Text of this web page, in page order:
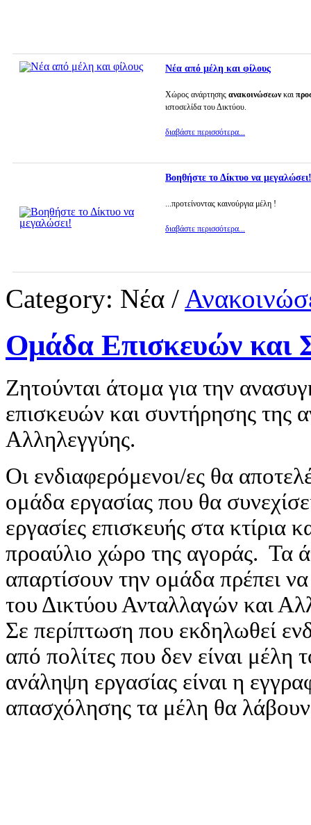
Νέα από μέλη και φίλους
Χώρος ανάρτησης ανακοινώσεωνκαι
ιστοσελίδα του Δικτύου.
διαβάστε περισσότερα...
Βοηθήστε το Δίκτυο να μεγαλώσει!
...προτείνοντας καινούργια μέλη !
διαβάστε περισσότερα...
Category: Νέα /
Ομάδα Επισκευών και
Ζητούνται άτομα για την
επισκευών και συντήρησης της
Αλληλεγγύης.
Οι ενδιαφερόμενοι/ες θα
ομάδα εργασίας που θα
εργασίες επισκευής στα κτίρια
προαύλιο χώρο της αγοράς. Τα
απαρτίσουν την ομάδα πρέπει να
του Δικτύου Ανταλλαγών και
Σε περίπτωση που εκδηλωθεί
από πολίτες που δεν είναι μέλη
ανάληψη εργασίας είναι η
απασχόλησης τα μέλη θα